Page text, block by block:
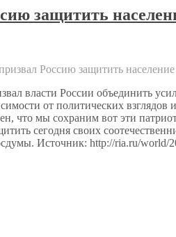
защитить
Россию защитить
власти России объединить
от политических
что мы сохраним вот эти
сегодня своих
Источник: http://ria.ru/world/